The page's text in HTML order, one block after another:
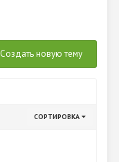
Создать новую тему
СОРТИРОВКА